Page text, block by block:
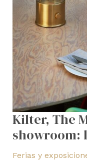
Kilter, The
showroom:
Ferias y
Tala